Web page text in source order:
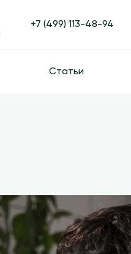
+7 (499) 113-48-94
Статьи